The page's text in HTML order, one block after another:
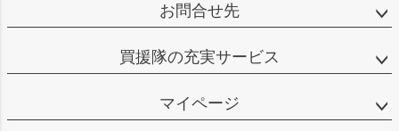
お問合せ先
買援隊の充実サービス
マイページ